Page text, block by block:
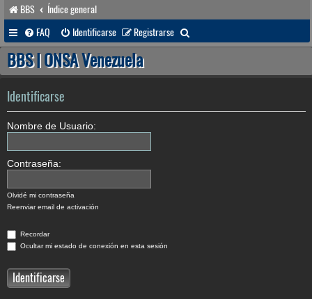
BBS
Índice general
FAQ
Identificarse Registrarse
u
a
BBS | ONSA Venezuela
Identificarse
Nombre de Usuario:
Contraseña:
Olvidé mi contraseña
Reenviar email de activación
Recordar
Ocultar mi estado de conexión en esta sesión